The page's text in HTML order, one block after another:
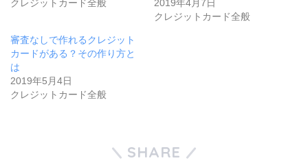
(
い
ウ
ィ
ン
ウ
で
開
し
て
く
い
(
新
クレジットカード全般
2019年4月7日
クレジットカード全般
審査なしで作れるクレジット
カードがある？その作り方と
は
2019年5月4日
クレジットカード全般
SHARE